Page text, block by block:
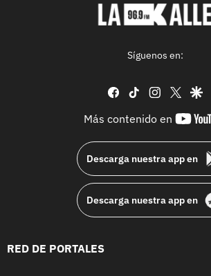
Síguenos en:
facebook
tiktok instagram
twitter
Más contenido en
Descarga nuestra app en
Descarga nuestra app en
RED DE PORTALES